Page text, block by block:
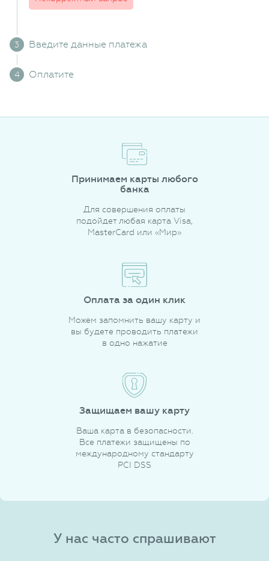
Введите данные платежа
Оплатите
Принимаем карты любого
банка
Для совершения оплаты
подойдет любая карта Visa,
MasterCard или «Мир»
Оплата за один клик
Можем запомнить вашу карту и
вы будете проводить платежи
в одно нажатие
Защищаем вашу карту
Ваша карта в безопасности.
Все платежи защищены по
международному стандарту
PCI DSS
У нас часто спрашивают